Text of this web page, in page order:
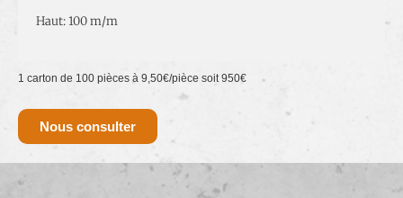
Haut: 100 m/m
1 carton de 100 pièces à 9,50€/pièce soit 950€
Nous consulter